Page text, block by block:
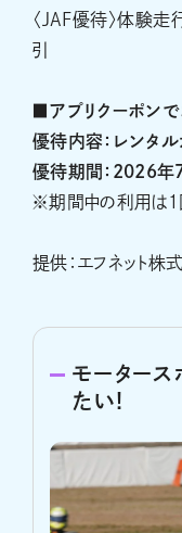
〈JAF優待〉体験走
引
■アプリクーポン
優待内容：レンタ
優待期間：2026年7
※期間中の利用は１
提供：エフネット株
モータース
たい!